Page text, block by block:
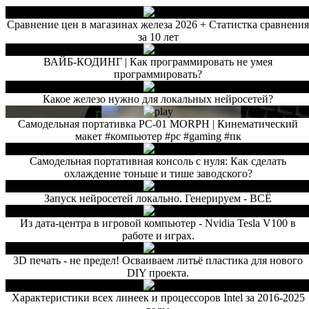
Сравнение цен в магазинах железа 2026 + Статистка сравнения
за 10 лет
ВАЙБ-КОДИНГ | Как программировать не умея
программировать?
Какое железо нужно для локальных нейросетей?
Самодельная портативка PC-01 MORPH | Кинематический
макет #компьютер #pc #gaming #пк
Самодельная портативная консоль с нуля: Как сделать
охлаждение тоньше и тише заводского?
Запуск нейросетей локально. Генерируем - ВСЁ
Из дата-центра в игровой компьютер - Nvidia Tesla V100 в
работе и играх.
3D печать - не предел! Осваиваем литьё пластика для нового
DIY проекта.
Характеристики всех линеек и процессоров Intel за 2016-2025